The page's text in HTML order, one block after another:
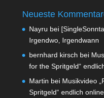
Neueste
Nayru bei
Irgendwo, Irgendwann
bernhard kirsch bei
for the Spritgeld“
Martin bei Musikvideo
Spritgeld“ endlich